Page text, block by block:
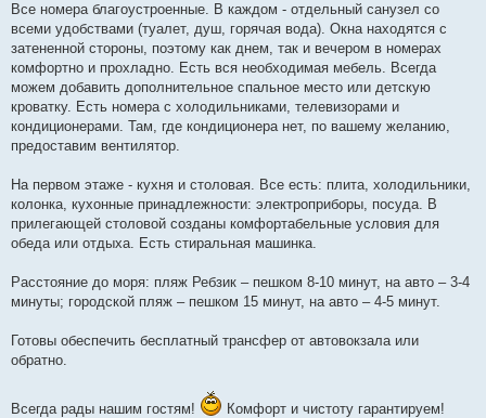
Все номера благоустроенные. В каждом - отдельный санузел со
всеми удобствами (туалет, душ, горячая вода). Окна находятся с
затененной стороны, поэтому как днем, так и вечером в номерах
комфортно и прохладно. Есть вся необходимая мебель. Всегда
можем добавить дополнительное спальное место или детскую
кроватку. Есть номера с холодильниками, телевизорами и
кондиционерами. Там, где кондиционера нет, по вашему желанию,
предоставим вентилятор.
На первом этаже - кухня и столовая. Все есть: плита, холодильники,
колонка, кухонные принадлежности: электроприборы, посуда. В
прилегающей столовой созданы комфортабельные условия для
обеда или отдыха. Есть стиральная машинка.
Расстояние до моря: пляж Ребзик – пешком 8-10 минут, на авто – 3-4
минуты; городской пляж – пешком 15 минут, на авто – 4-5 минут.
Готовы обеспечить бесплатный трансфер от автовокзала или
обратно.
Всегда рады нашим гостям! Комфорт и чистоту гарантируем!